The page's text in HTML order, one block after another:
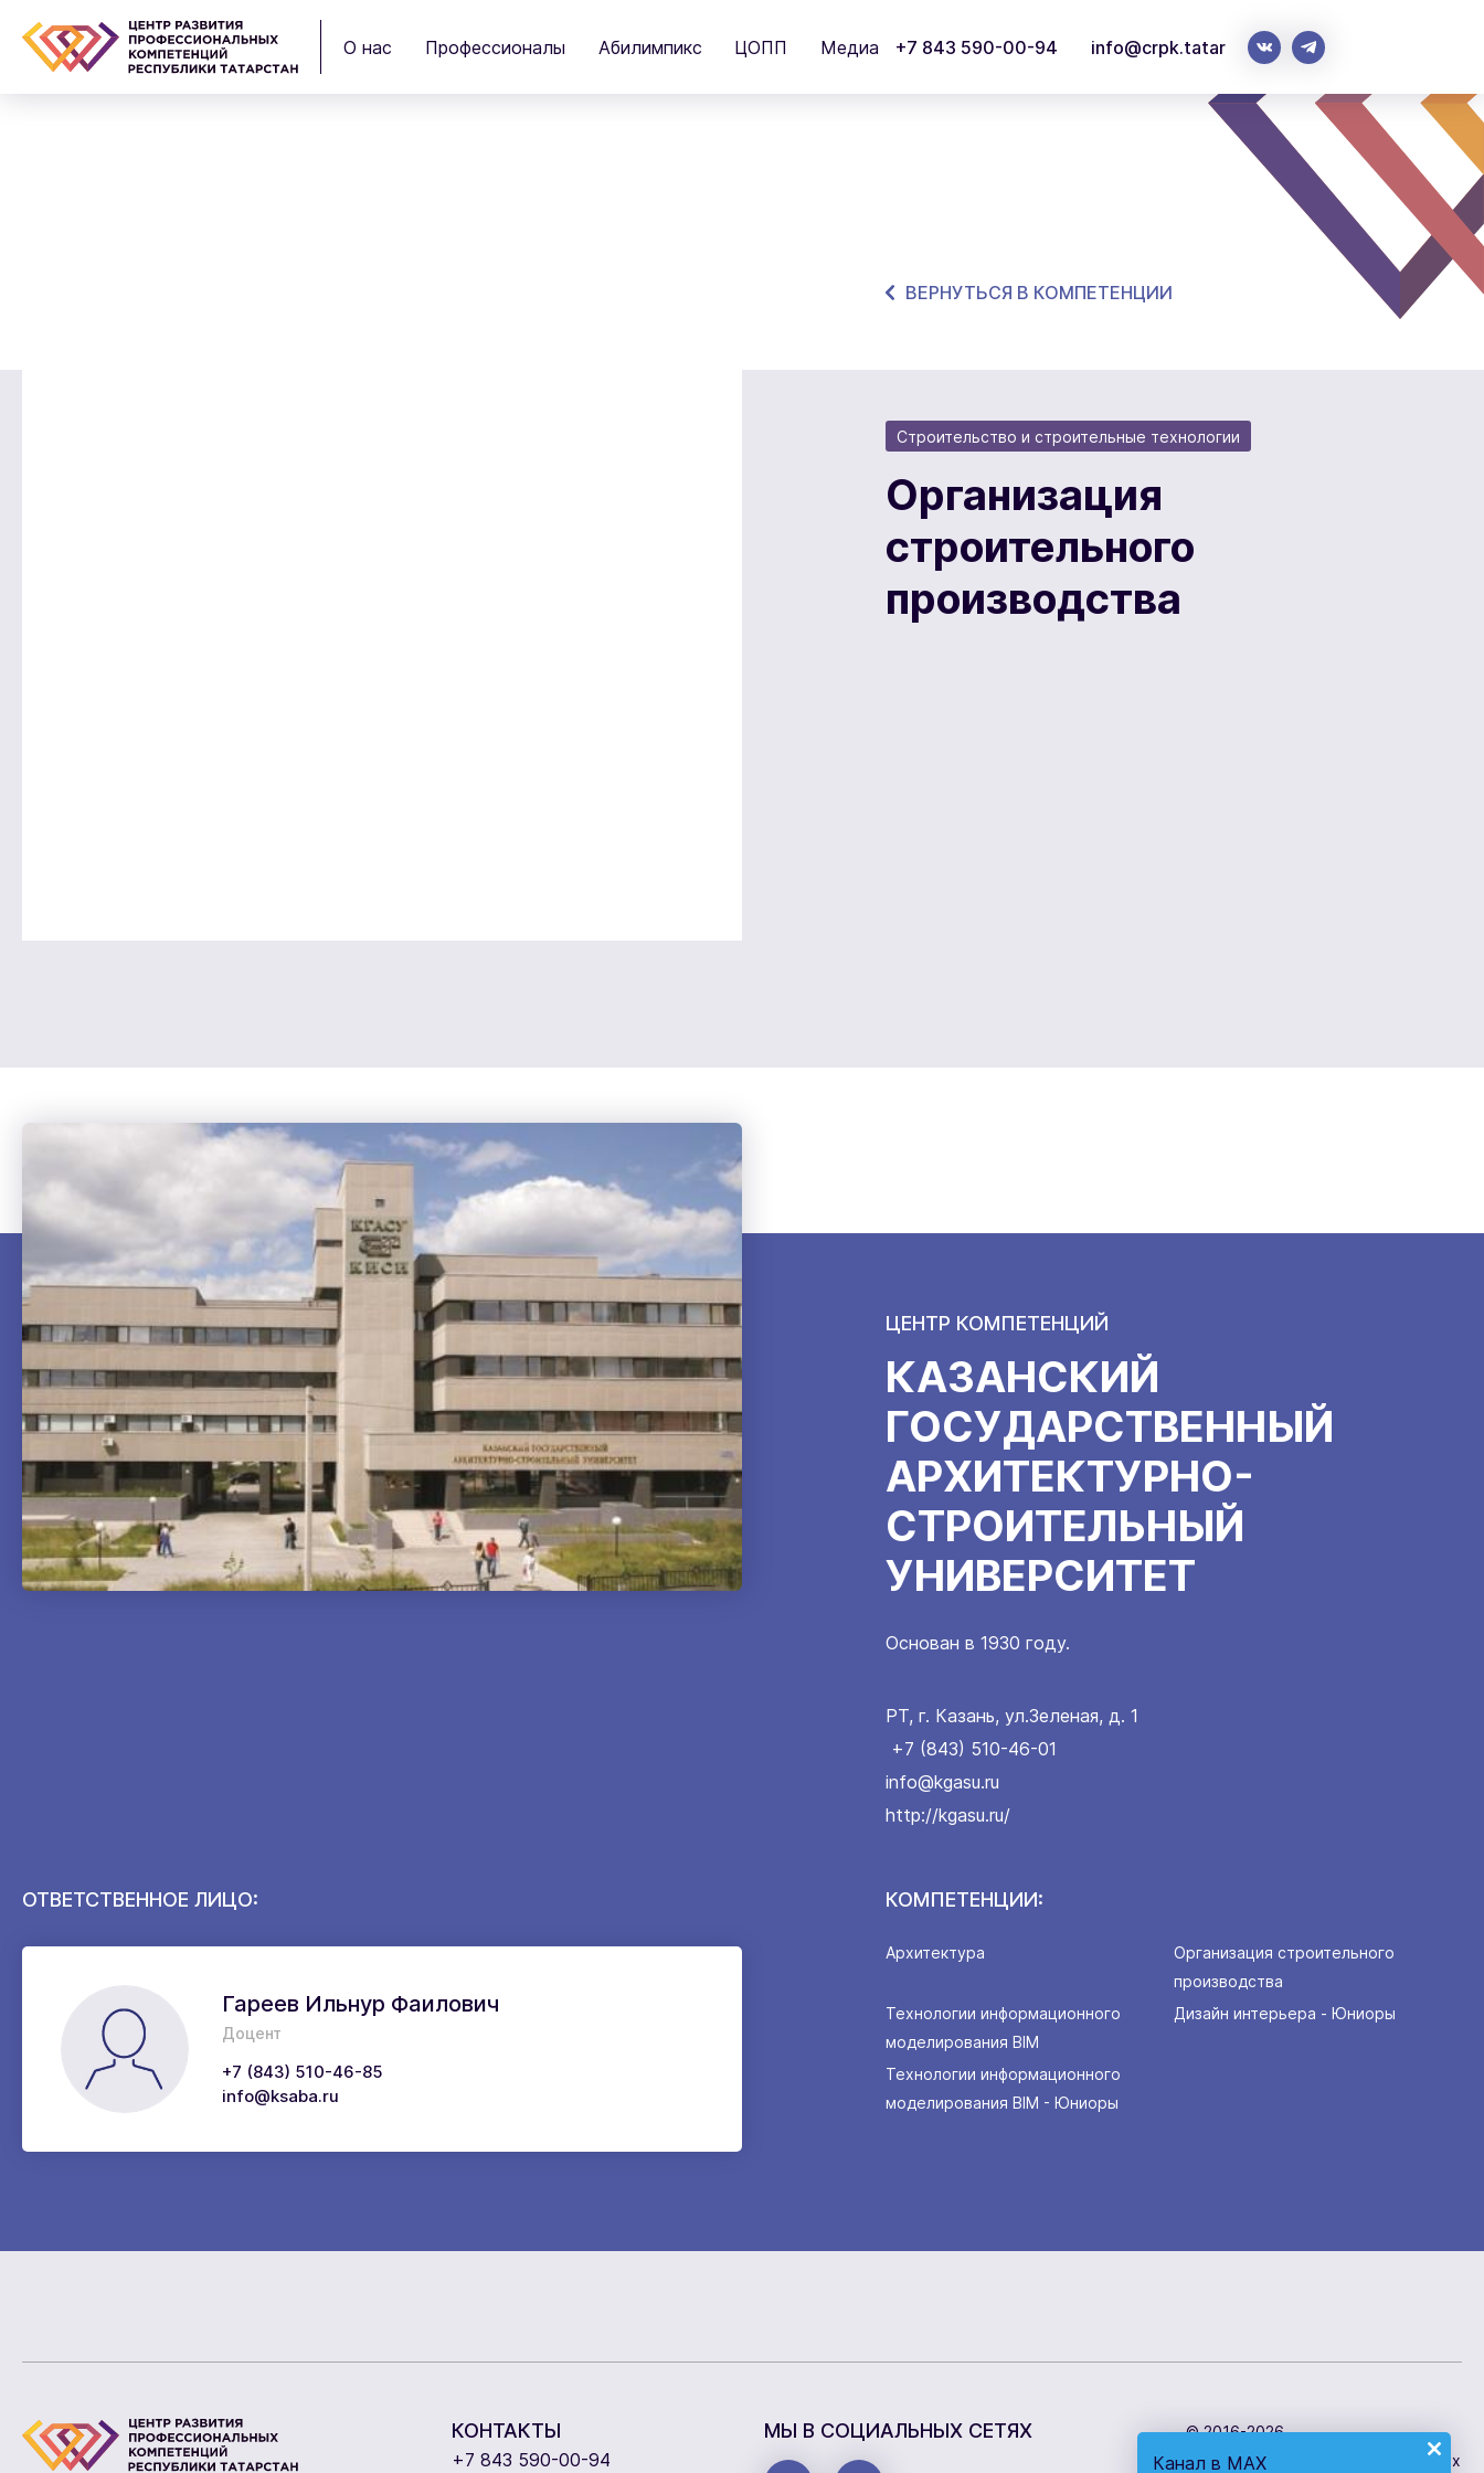
О нас Профессионалы Абилимпикс ЦОПП Медиа +7 843 590-00-94 info@crpk.tatar
ВЕРНУТЬСЯ В КОМПЕТЕНЦИИ
Строительство и строительные технологии
Организация
строительного
производства
ЦЕНТР КОМПЕТЕНЦИЙ
КАЗАНСКИЙ
ГОСУДАРСТВЕННЫЙ
АРХИТЕКТУРНО-
СТРОИТЕЛЬНЫЙ
УНИВЕРСИТЕТ
Основан в 1930 году.
РТ, г. Казань, ул.Зеленая, д. 1
+7 (843) 510-46-01
info@kgasu.ru
http://kgasu.ru/
ОТВЕТСТВЕННОЕ ЛИЦО:
Гареев Ильнур Фаилович
Доцент
+7 (843) 510-46-85
info@ksaba.ru
КОМПЕТЕНЦИИ:
Архитектура
Организация строительного
производства
Технологии информационного
моделирования BIM
Дизайн интерьера - Юниоры
Технологии информационного
моделирования BIM - Юниоры
КОНТАКТЫ
+7 843 590-00-94
МЫ В СОЦИАЛЬНЫХ СЕТЯХ
© 2016-2026
Центр развития профессиональных
Канал в MAX